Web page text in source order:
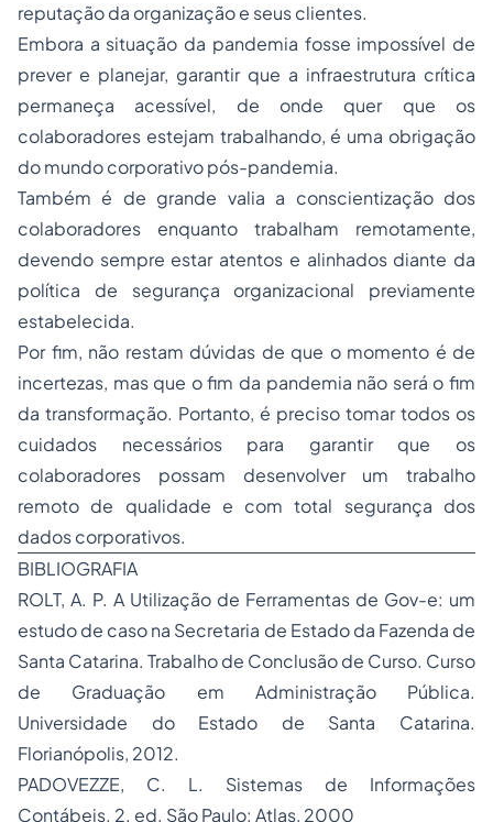
reputação da organização e seus clientes.
Embora a situação da pandemia fosse impossível de
prever e planejar, garantir que a infraestrutura crítica
permaneça acessível, de onde quer que os
colaboradores estejam trabalhando, é uma obrigação
do mundo corporativo pós-pandemia.
Também é de grande valia a conscientização dos
colaboradores enquanto trabalham remotamente,
devendo sempre estar atentos e alinhados diante da
política de segurança organizacional previamente
estabelecida.
Por fim, não restam dúvidas de que o momento é de
incertezas, mas que o fim da pandemia não será o fim
da transformação. Portanto, é preciso tomar todos os
cuidados necessários para garantir que os
colaboradores possam desenvolver um trabalho
remoto de qualidade e com total segurança dos
dados corporativos.
BIBLIOGRAFIA
ROLT, A. P. A Utilização de Ferramentas de Gov-e: um
estudo de caso na Secretaria de Estado da Fazenda de
Santa Catarina. Trabalho de Conclusão de Curso. Curso
de Graduação em Administração Pública.
Universidade do Estado de Santa Catarina.
Florianópolis, 2012.
PADOVEZZE, C. L. Sistemas de Informações
Contábeis. 2. ed. São Paulo: Atlas, 2000